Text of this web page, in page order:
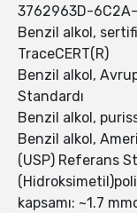
3762963D-
Benzil alkol,
TraceCERT(R)
Benzil alkol,
Standardı
Benzil alkol,
Benzil alkol,
(USP) Referans
kapsamı: ~1.7